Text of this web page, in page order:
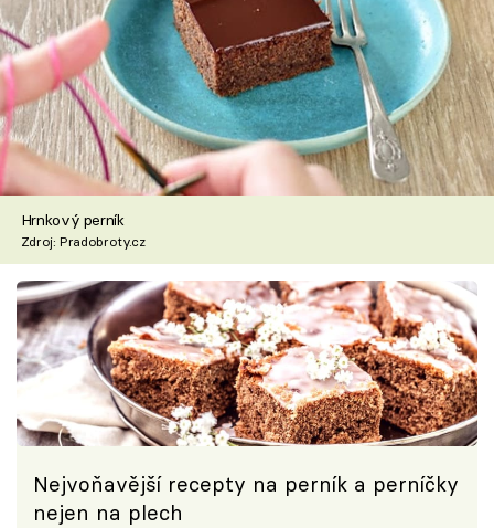
Hrnkový perník
Zdroj: Pradobroty.cz
Nejvoňavější recepty na perník a perníčky
nejen na plech